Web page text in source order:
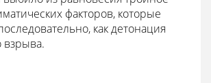
факторов, которые
как детонация
взрыва.